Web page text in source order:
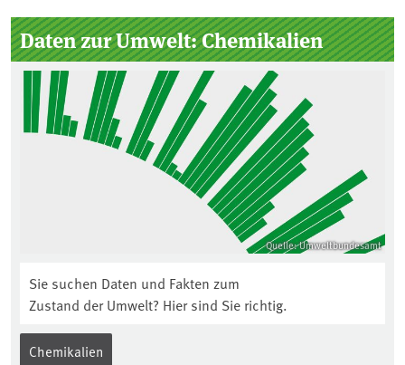
Daten zur Umwelt: Chemikalien
Quelle: Umweltbundesamt
Sie suchen Daten und Fakten zum
Zustand der Umwelt? Hier sind Sie richtig.
Chemikalien